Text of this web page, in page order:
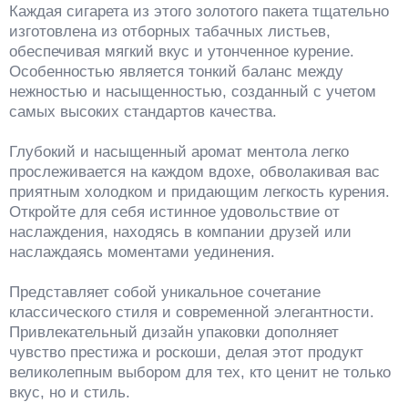
Каждая сигарета из этого золотого пакета тщательно
изготовлена из отборных табачных листьев,
обеспечивая мягкий вкус и утонченное курение.
Особенностью является тонкий баланс между
нежностью и насыщенностью, созданный с учетом
самых высоких стандартов качества.
Глубокий и насыщенный аромат ментола легко
прослеживается на каждом вдохе, обволакивая вас
приятным холодком и придающим легкость курения.
Откройте для себя истинное удовольствие от
наслаждения, находясь в компании друзей или
наслаждаясь моментами уединения.
Представляет собой уникальное сочетание
классического стиля и современной элегантности.
Привлекательный дизайн упаковки дополняет
чувство престижа и роскоши, делая этот продукт
великолепным выбором для тех, кто ценит не только
вкус, но и стиль.